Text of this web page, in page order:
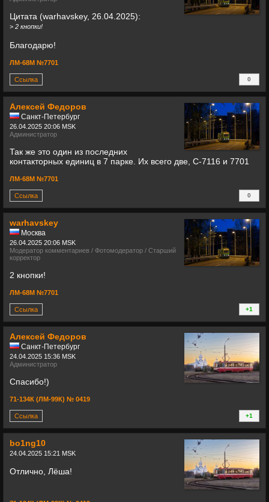
Цитата (warhavskey, 26.04.2025):
> 2 кнопки!
Благодарю!
ЛМ-68М №7701
Ссылка
0
+0
Алексей Федоров
Санкт-Петербург
26.04.2025 20:06 MSK
Администратор
Так же это один из последних
контакторных единиц в 7 парке. Их всего две, С-7116 и 7701
ЛМ-68М №7701
Ссылка
0
+0
warhavskey
Москва
26.04.2025 20:06 MSK
Модератор комментариев / Фотомодератор / Старший
корректор
2 кнопки!
ЛМ-68М №7701
Ссылка
+1
+0
Алексей Федоров
Санкт-Петербург
24.04.2025 15:36 MSK
Администратор
Спасибо!)
71-134К (ЛМ-99К) № 0419
Ссылка
+1
+0
bo1ng10
24.04.2025 15:21 MSK
Отлично, Лёша!